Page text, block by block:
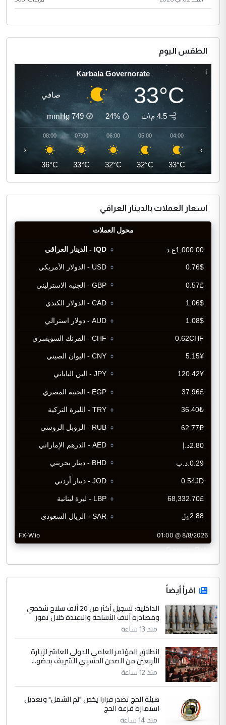
الطقس اليوم
Karbala Governorate
33°C صافي
4.5 م\ث 24%
749
mmHg
04:00
33°C
05:00
32°C
06:00
32°C
07:00
33°C
08:00
36°C
‹ ›
اسعار العملات بالدينار العراقي
CurrencyRate
اقرأ أيضاً
الداخلية: تسجيل أكثر من 20 ألف سلاح شخصي
ومصادرة آلاف الأسلحة والاعتدة خلال تموز
منذ 13 ساعة
انطلاق المؤتمر العلمي الدولي العاشر لزيارة
الأربعين من الصحن الحسيني الشريف بحضو...
منذ 12 ساعة
هيئة الحج تصدر قرارا يخص "لم الشمل" وتعديل
استمارة قرعة الحج
منذ 14 ساعة